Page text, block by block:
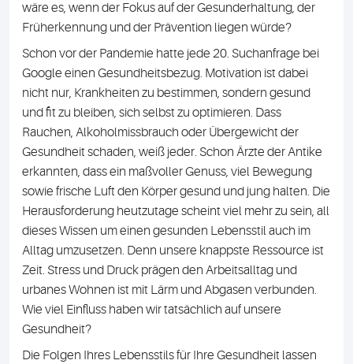
wäre es, wenn der Fokus auf der Gesunderhaltung, der
Früherkennung und der Prävention liegen würde?
Schon vor der Pandemie hatte jede 20. Suchanfrage bei
Google einen Gesundheitsbezug. Motivation ist dabei
nicht nur, Krankheiten zu bestimmen, sondern gesund
und fit zu bleiben, sich selbst zu optimieren. Dass
Rauchen, Alkoholmissbrauch oder Übergewicht der
Gesundheit schaden, weiß jeder. Schon Ärzte der Antike
erkannten, dass ein maßvoller Genuss, viel Bewegung
sowie frische Luft den Körper gesund und jung halten. Die
Herausforderung heutzutage scheint viel mehr zu sein, all
dieses Wissen um einen gesunden Lebensstil auch im
Alltag umzusetzen. Denn unsere knappste Ressource ist
Zeit. Stress und Druck prägen den Arbeitsalltag und
urbanes Wohnen ist mit Lärm und Abgasen verbunden.
Wie viel Einfluss haben wir tatsächlich auf unsere
Gesundheit?
Die Folgen Ihres Lebensstils für Ihre Gesundheit lassen